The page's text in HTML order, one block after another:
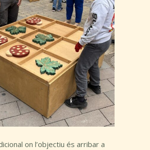
on l’objectiu és arribar a